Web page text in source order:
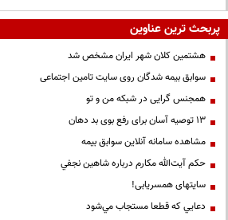
پربحث ترین عناوین
هشتمین کلان شهر ایران مشخص شد
سوابق بیمه شدگان روی سایت تامین اجتماعی
همجنس گرایی در شبکه من و تو
13 توصیه آسان برای رفع بوی بد دهان
مشاهده سامانه آنلاين سوابق بیمه
حكم آيت‌الله مكارم درباره شاهين نجفي
سایتهای همسریابی!
دعايي كه قطعا مستجاب مي‌شود